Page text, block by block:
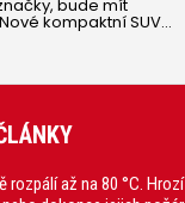
bude mít
kompaktní SUV
až 1 580 litrů, výkony
rozpálí až na 80 °C. Hrozí